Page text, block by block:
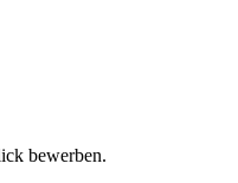
bewerben.